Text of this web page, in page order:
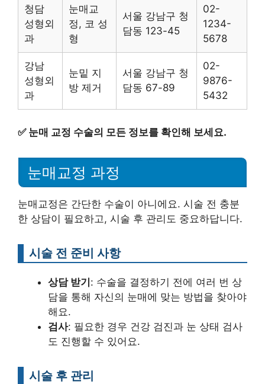
청담
성형외
과
눈매교
정, 코 성
형
서울 강남구 청
담동 123-45
02-
1234-
5678
강남
성형외
과
눈밑 지
방 제거
서울 강남구 청
담동 67-89
02-
9876-
5432
✅ 눈매 교정 수술의 모든 정보를 확인해 보세요.
눈매교정 과정
눈매교정은 간단한 수술이 아니에요. 시술 전 충분
한 상담이 필요하고, 시술 후 관리도 중요하답니다.
시술 전 준비 사항
상담 받기: 수술을 결정하기 전에 여러 번 상
담을 통해 자신의 눈매에 맞는 방법을 찾아야
해요.
검사: 필요한 경우 건강 검진과 눈 상태 검사
도 진행할 수 있어요.
시술 후 관리